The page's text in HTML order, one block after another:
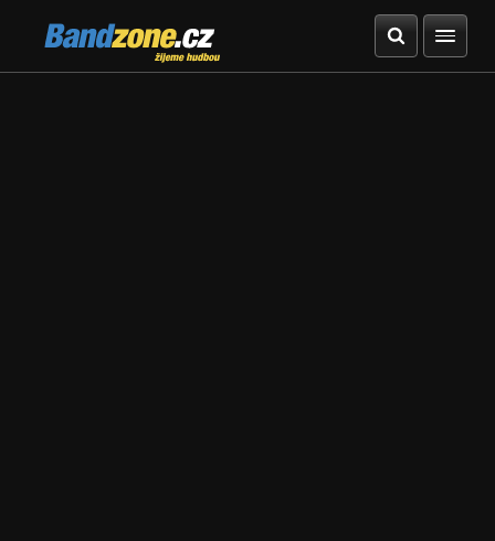
Bandzone.cz
žijeme hudbou